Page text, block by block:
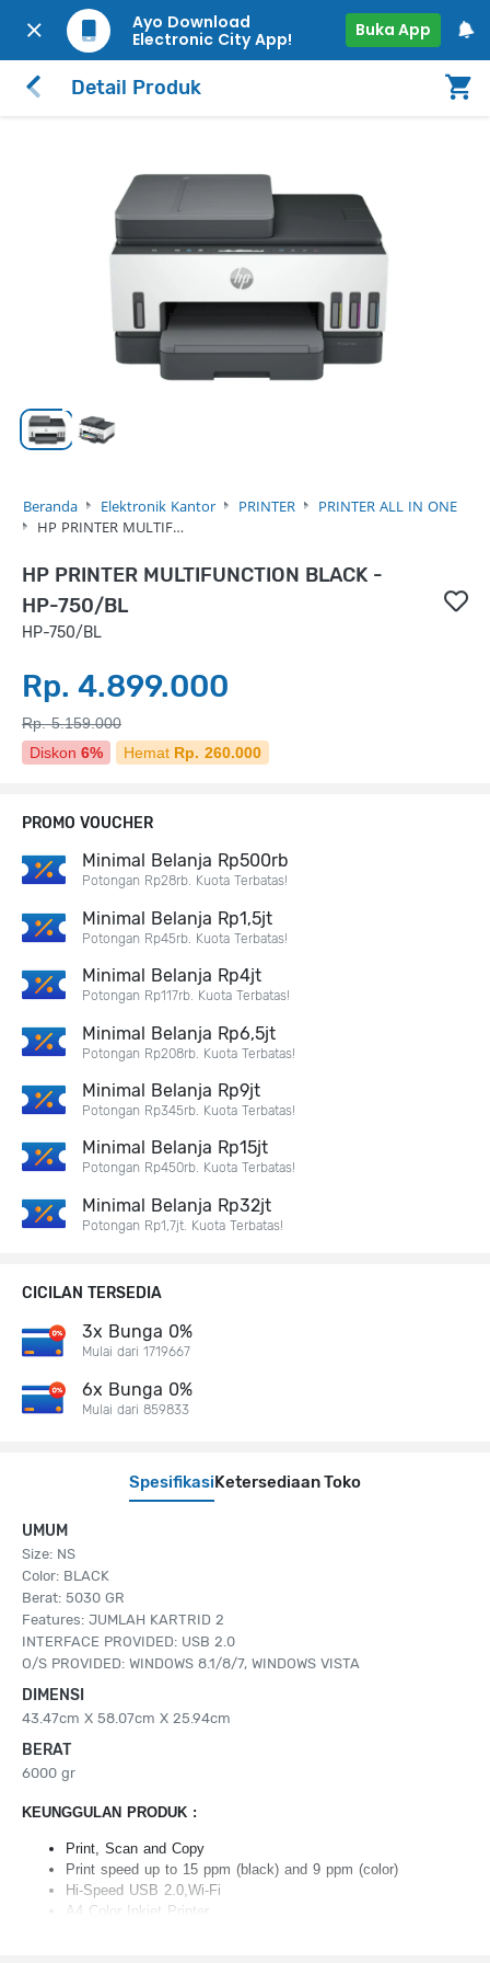
Ayo Download
Electronic City App!
Buka App
Detail Produk
Beranda Elektronik Kantor PRINTER
PRINTER ALL IN ONE
HP PRINTER MULTIF…
HP PRINTER MULTIFUNCTION BLACK -
HP-750/BL
HP-750/BL
Rp. 4.899.000
Rp. 5.159.000
Diskon 6% Hemat Rp. 260.000
SpesifikasiKetersediaan Toko
UMUM
Size: NS
Color: BLACK
Berat: 5030 GR
Features: JUMLAH KARTRID 2
INTERFACE PROVIDED: USB 2.0
O/S PROVIDED: WINDOWS 8.1/8/7, WINDOWS VISTA
DIMENSI
43.47cm X 58.07cm X 25.94cm
BERAT
6000 gr
KEUNGGULAN PRODUK :
Print, Scan and Copy
Print speed up to 15 ppm (black) and 9 ppm (color)
Hi-Speed USB 2.0,Wi-Fi
A4 Color Inkjet Printer
PROMO VOUCHER
Minimal Belanja Rp500rb
Potongan Rp28rb. Kuota Terbatas!
Minimal Belanja Rp1,5jt
Potongan Rp45rb. Kuota Terbatas!
Minimal Belanja Rp4jt
Potongan Rp117rb. Kuota Terbatas!
Minimal Belanja Rp6,5jt
Potongan Rp208rb. Kuota Terbatas!
Minimal Belanja Rp9jt
Potongan Rp345rb. Kuota Terbatas!
Minimal Belanja Rp15jt
Potongan Rp450rb. Kuota Terbatas!
Minimal Belanja Rp32jt
Potongan Rp1,7jt. Kuota Terbatas!
CICILAN TERSEDIA
3x Bunga 0%
Mulai dari 1719667
6x Bunga 0%
Mulai dari 859833